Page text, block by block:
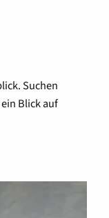
Suchen
Blick auf